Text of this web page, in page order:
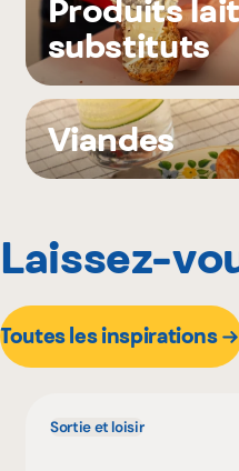
Produits
substituts
Viandes
Laissez-
Toutes les inspirations
Sortie et loisir